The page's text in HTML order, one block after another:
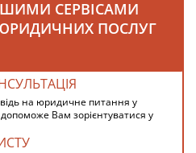
СЕРВІСАМИ
ПОСЛУГ
на юридичне питання у
Вам зорієнтуватися у